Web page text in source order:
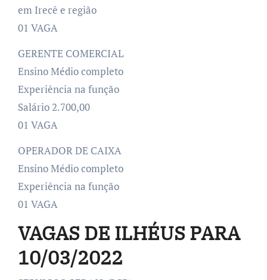
em Irecê e região
01 VAGA
GERENTE COMERCIAL
Ensino Médio completo
Experiência na função
Salário 2.700,00
01 VAGA
OPERADOR DE CAIXA
Ensino Médio completo
Experiência na função
01 VAGA
VAGAS DE ILHÉUS PARA
10/03/2022